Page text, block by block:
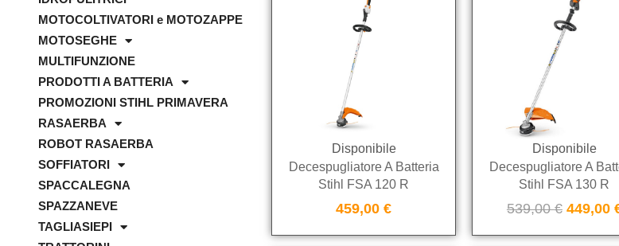
MOTOCOLTIVATORI e MOTOZAPPE
MOTOSEGHE
MULTIFUNZIONE
PRODOTTI A BATTERIA
PROMOZIONI STIHL PRIMAVERA
RASAERBA
ROBOT RASAERBA
SOFFIATORI
SPACCALEGNA
SPAZZANEVE
TAGLIASIEPI
Disponibile
Decespugliatore A Batteria
Stihl FSA 120 R
459,00€
Disponibile
Decespugliatore A
Stihl FSA 130 R
539,00€ 449,00